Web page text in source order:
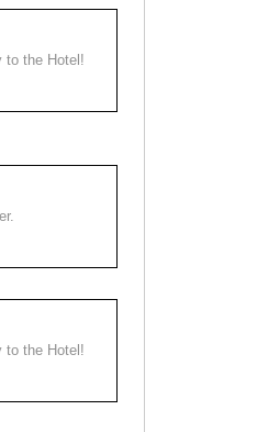
to the Hotel!
to the Hotel!